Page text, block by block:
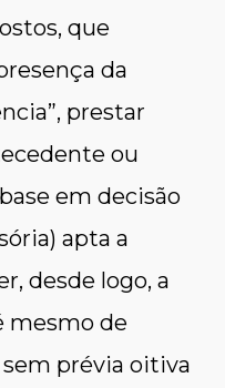
que
da
prestar
ou
em decisão
apta a
desde logo, a
mesmo de
prévia oitiva